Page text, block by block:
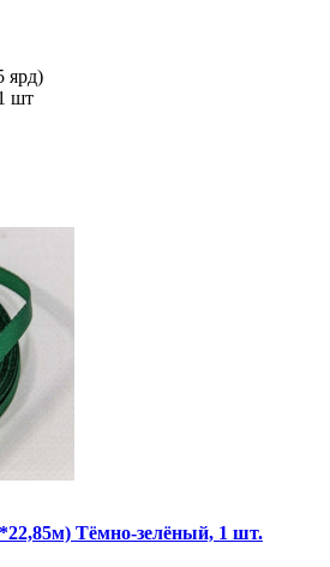
ярд)
шт
Тёмно-зелёный, 1 шт.